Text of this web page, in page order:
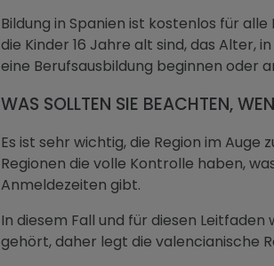
Bildung in Spanien ist kostenlos für
die Kinder 16 Jahre alt sind, das Alter,
eine Berufsausbildung beginnen oder
WAS SOLLTEN SIE BEACHTEN,
Es ist sehr wichtig, die Region im
Regionen die volle Kontrolle haben,
Anmeldezeiten gibt.
In diesem Fall und für diesen
gehört, daher legt die valencianische